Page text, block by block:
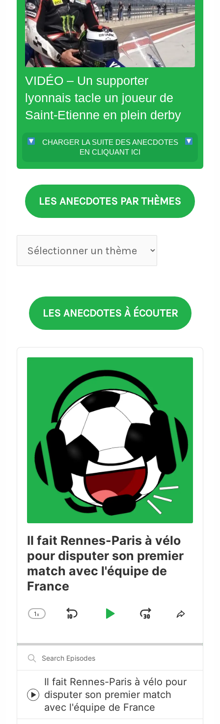
VIDÉO – Un supporter
lyonnais tacle un joueur de
Saint-Etienne en plein derby
CHARGER LA SUITE DES ANECDOTES
EN CLIQUANT ICI
LES ANECDOTES PAR THÈMES
Anecdotes
par
LES ANECDOTES À ÉCOUTER
Audio
Player
Il fait Rennes-Paris à vélo
pour disputer son premier
match avec l'équipe de
France
Change
1x
Skip
Play
JumpShare
Search
Episodes
Episode
play
icon
Il fait Rennes-Paris à vélo pour
disputer son premier match
avec l'équipe de France